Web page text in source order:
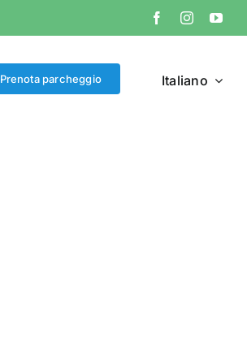
Prenota parcheggio Italiano